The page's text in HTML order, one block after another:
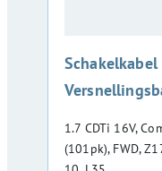
Schakelkabel
1.7 CDTi 16V,
(101pk), FWD,